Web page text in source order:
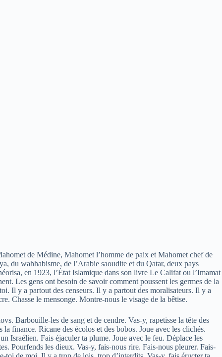
de Médine, Mahomet l’homme de paix et Mahomet chef de
du wahhabisme, de l’Arabie saoudite et du Qatar, deux pays
en 1923, l’État Islamique dans son livre Le Califat ou l’Imamat
Les gens ont besoin de savoir comment poussent les germes de la
Il y a partout des censeurs. Il y a partout des moralisateurs. Il y a
Chasse le mensonge. Montre-nous le visage de la bêtise.
Barbouille-les de sang et de cendre. Vas-y, rapetisse la tête des
finance. Ricane des écolos et des bobos. Joue avec les clichés.
Israélien. Fais éjaculer ta plume. Joue avec le feu. Déplace les
Pourfends les dieux. Vas-y, fais-nous rire. Fais-nous pleurer. Fais-